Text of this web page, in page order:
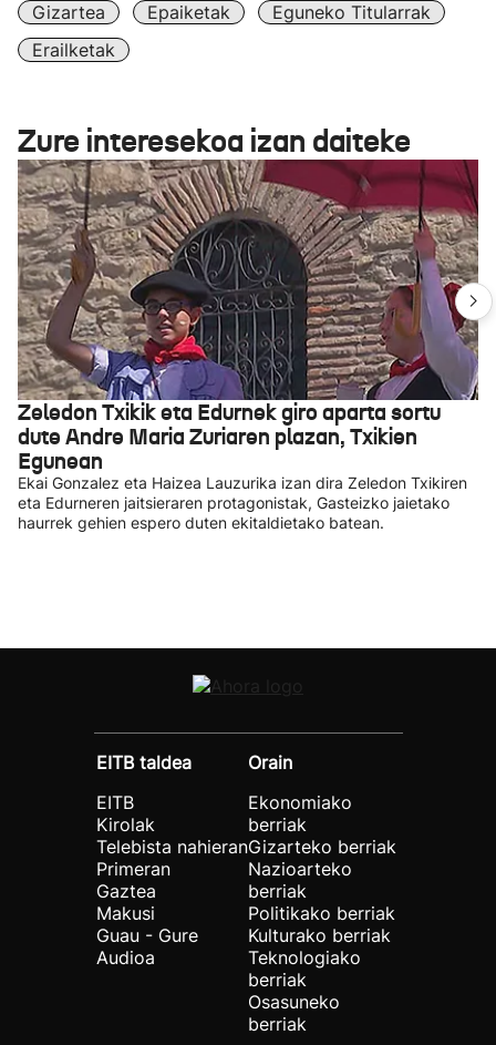
Gizartea Epaiketak
Eguneko Titularrak
Erailketak
Zure interesekoa izan daiteke
Zeledon Txikik eta Edurnek giro aparta sortu
dute Andre Maria Zuriaren plazan, Txikien
Egunean
Ekai Gonzalez eta Haizea Lauzurika izan dira Zeledon Txikiren
eta Edurneren jaitsieraren protagonistak, Gasteizko jaietako
haurrek gehien espero duten ekitaldietako batean.
EITB taldea
EITB
Kirolak
Telebista nahieran
Primeran
Gaztea
Makusi
Guau - Gure
Audioa
Orain
Ekonomiako
berriak
Gizarteko berriak
Nazioarteko
berriak
Politikako berriak
Kulturako berriak
Teknologiako
berriak
Osasuneko
berriak